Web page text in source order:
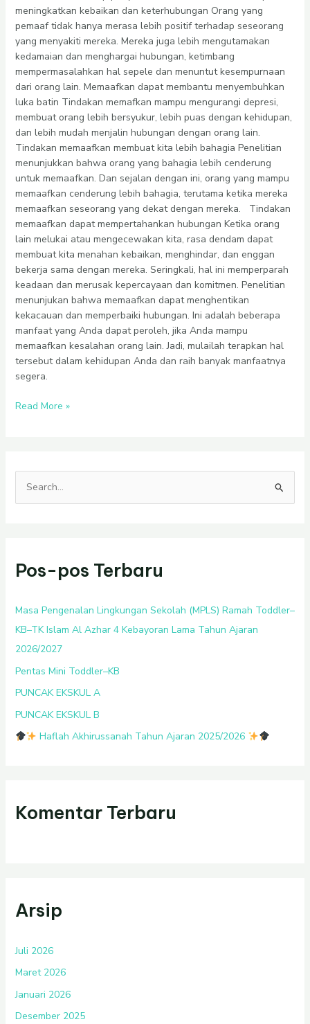
meningkatkan kebaikan dan keterhubungan Orang yang
pemaaf tidak hanya merasa lebih positif terhadap seseorang
yang menyakiti mereka. Mereka juga lebih mengutamakan
kedamaian dan menghargai hubungan, ketimbang
mempermasalahkan hal sepele dan menuntut kesempurnaan
dari orang lain. Memaafkan dapat membantu menyembuhkan
luka batin Tindakan memafkan mampu mengurangi depresi,
membuat orang lebih bersyukur, lebih puas dengan kehidupan,
dan lebih mudah menjalin hubungan dengan orang lain.
Tindakan memaafkan membuat kita lebih bahagia Penelitian
menunjukkan bahwa orang yang bahagia lebih cenderung
untuk memaafkan. Dan sejalan dengan ini, orang yang mampu
memaafkan cenderung lebih bahagia, terutama ketika mereka
memaafkan seseorang yang dekat dengan mereka. Tindakan
memaafkan dapat mempertahankan hubungan Ketika orang
lain melukai atau mengecewakan kita, rasa dendam dapat
membuat kita menahan kebaikan, menghindar, dan enggan
bekerja sama dengan mereka. Seringkali, hal ini memperparah
keadaan dan merusak kepercayaan dan komitmen. Penelitian
menunjukan bahwa memaafkan dapat menghentikan
kekacauan dan memperbaiki hubungan. Ini adalah beberapa
manfaat yang Anda dapat peroleh, jika Anda mampu
memaafkan kesalahan orang lain. Jadi, mulailah terapkan hal
tersebut dalam kehidupan Anda dan raih banyak manfaatnya
segera.
Read More »
a
u
t
u
k
Pos-pos Terbaru
Masa Pengenalan Lingkungan Sekolah (MPLS) Ramah Toddler–
KB–TK Islam Al Azhar 4 Kebayoran Lama Tahun Ajaran
2026/2027
Pentas Mini Toddler–KB
PUNCAK EKSKUL A
PUNCAK EKSKUL B
Haflah Akhirussanah Tahun Ajaran 2025/2026
Komentar Terbaru
Arsip
Juli 2026
Maret 2026
Januari 2026
Desember 2025